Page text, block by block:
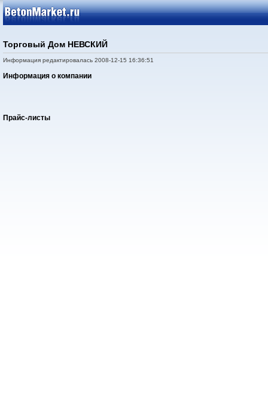
Торговый Дом НЕВСКИЙ
Информация редактировалась 2008-12-15 16:36:51
Информация о компании
Прайс-листы